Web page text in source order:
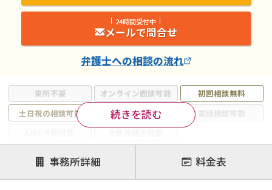
来所不要 オンライン面談可能
初回相談無料
土日祝の相談可能
19時以降電話可能
電話相談可能
注力案件
離婚前相談
離婚調停
離婚裁判
続きを読む
24時間受付中
メールで問合せ
弁護士への相談の流れ
事務所詳細 料金表